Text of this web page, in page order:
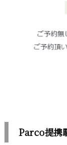
Parco提携